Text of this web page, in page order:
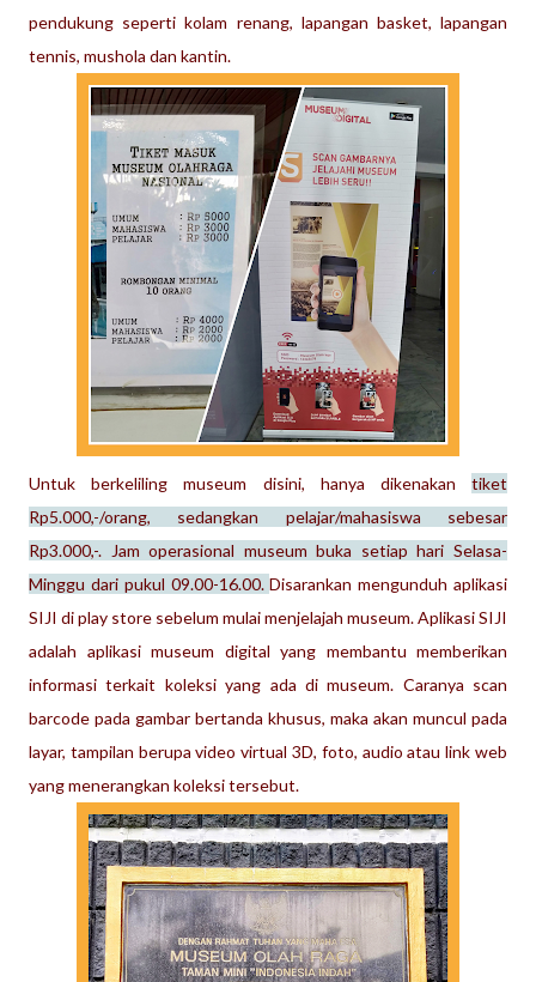
pendukung seperti kolam renang, lapangan basket, lapangan
tennis, mushola dan kantin.
Untuk berkeliling museum disini, hanya dikenakan tiket
Rp5.000,-/orang, sedangkan pelajar/mahasiswa sebesar
Rp3.000,-. Jam operasional museum buka setiap hari Selasa-
Minggu dari pukul 09.00-16.00.Disarankan mengunduh aplikasi
SIJI di play store sebelum mulai menjelajah museum. Aplikasi SIJI
adalah aplikasi museum digital yang membantu memberikan
informasi terkait koleksi yang ada di museum. Caranya scan
barcode pada gambar bertanda khusus, maka akan muncul pada
layar, tampilan berupa video virtual 3D, foto, audio atau link web
yang menerangkan koleksi tersebut.